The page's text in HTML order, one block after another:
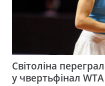
Світоліна
у чвертьфінал